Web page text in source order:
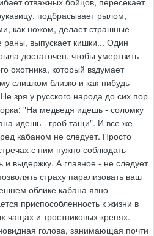
подбрасывает рылом,
как ножом, делает страшные
раны, выпускает кишки... Один
достаточен, чтобы умертвить
охотника, который вздумает
слишком близко и как-нибудь
зря у русского народа до сих пор
"На медведя идешь - соломку
идешь - гроб тащи". И все же
кабаном не следует. Просто
с ним нужно соблюдать
и выдержку. А главное - не следует
страху парализовать ваш
облике кабана явно
приспособленность к жизни в
чащах и тростниковых крепях.
голова, занимающая почти